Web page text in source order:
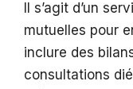
Il s’agit d’un
mutuelles pour
inclure des
consultations